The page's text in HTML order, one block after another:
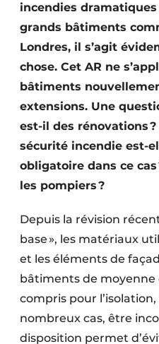
Fondations
Façades
Géotextiles
Infrastructures
Protection solaire
Rénovation
Software
Techniques ferroviaires
Travaux ferroviaires
incendies
grands bâtiments
Londres, il s’agit
chose. Cet AR ne
bâtiments
extensions. Une
est-il des rénovations
sécurité incendie est-
obligatoire dans ce
les pompiers ?
Depuis la révision
base », les matériaux
et les éléments de
bâtiments de
compris pour
nombreux cas, être
disposition permet